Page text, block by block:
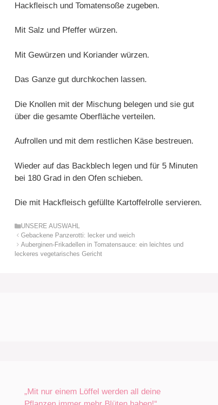
Hackfleisch und Tomatensoße zugeben.
Mit Salz und Pfeffer würzen.
Mit Gewürzen und Koriander würzen.
Das Ganze gut durchkochen lassen.
Die Knollen mit der Mischung belegen und sie gut
über die gesamte Oberfläche verteilen.
Aufrollen und mit dem restlichen Käse bestreuen.
Wieder auf das Backblech legen und für 5 Minuten
bei 180 Grad in den Ofen schieben.
Die mit Hackfleisch gefüllte Kartoffelrolle servieren.
Kategorien
UNSERE AUSWAHL
Gebackene Panzerotti: lecker und weich
Auberginen-Frikadellen in Tomatensauce: ein leichtes und
leckeres vegetarisches Gericht
„Mit nur einem Löffel werden all deine